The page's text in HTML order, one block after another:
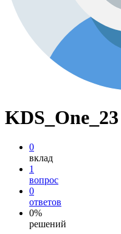
KDS_One_23
0
вклад
1
вопрос
0
ответов
0%
решений